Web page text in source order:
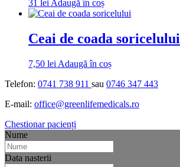
31 lei Adaugă în coș
Ceai de coada soricelului
7,50 lei Adaugă în coș
Telefon: 0741 738 911 sau 0746 347 443
E-mail: office@greenlifemedicals.ro
Chestionar pacienți
Nume
Data nasterii